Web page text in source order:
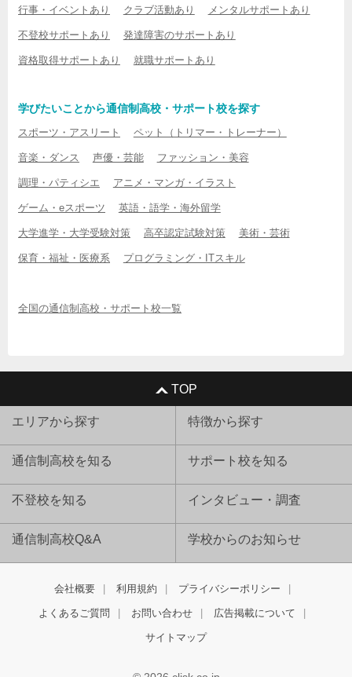
行事・イベントあり クラブ活動あり メンタルサポートあり
不登校サポートあり 発達障害のサポートあり
資格取得サポートあり 就職サポートあり
学びたいことから通信制高校・サポート校を探す
スポーツ・アスリート ペット（トリマー・トレーナー）
音楽・ダンス 声優・芸能 ファッション・美容
調理・パティシエ アニメ・マンガ・イラスト
ゲーム・eスポーツ 英語・語学・海外留学
大学進学・大学受験対策 高卒認定試験対策 美術・芸術
保育・福祉・医療系 プログラミング・ITスキル
全国の通信制高校・サポート校一覧
TOP
エリアから探す 特徴から探す
通信制高校を知る サポート校を知る
不登校を知る インタビュー・調査
通信制高校Q&A 学校からのお知らせ
会社概要 利用規約 プライバシーポリシー
よくあるご質問 お問い合わせ 広告掲載について
サイトマップ